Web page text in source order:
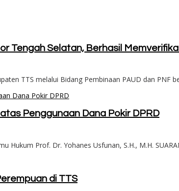
Tengah Selatan, Berhasil
TTS melalui Bidang Pembinaan PAUD dan
Penggunaan Dana Pokir DPRD
Hukum Prof. Dr. Yohanes Usfunan, S.H., M.H.
di TTS